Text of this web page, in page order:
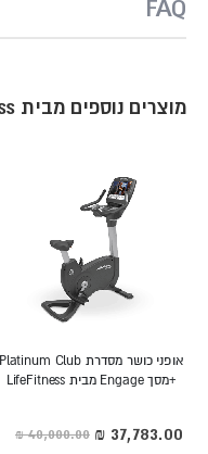
FAQ
מוצרים נוספים מבית LifeFitness
אופני כושר מסדרת Platinum Club
+מסך Engage מבית LifeFitness
‏40,000.00 ₪ מחיר
מיוחד